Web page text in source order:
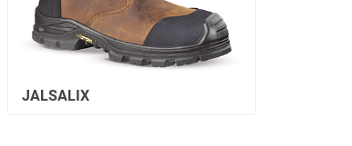
JALSALIX